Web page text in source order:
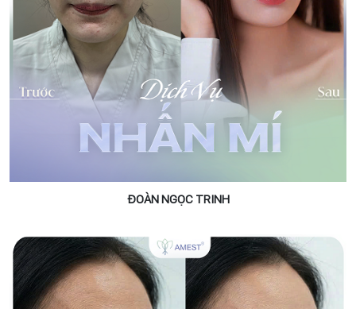
ĐOÀN NGỌC TRINH